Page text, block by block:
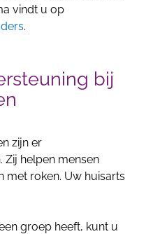
vindt u op
.
bij
zijn er
Zij helpen mensen
met roken. Uw huisarts
groep heeft, kunt u